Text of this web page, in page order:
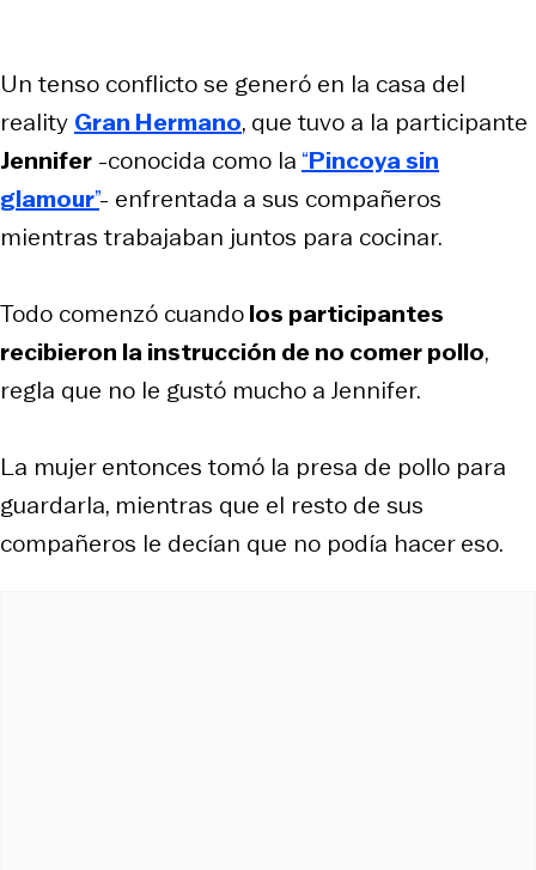
Un tenso conflicto se generó en la casa del
reality Gran Hermano, que tuvo a la participante
Jennifer -conocida como la “Pincoya sin
glamour”- enfrentada a sus compañeros
mientras trabajaban juntos para cocinar.
Todo comenzó cuandolos participantes
recibieron la instrucción de no comer pollo,
regla que no le gustó mucho a Jennifer.
La mujer entonces tomó la presa de pollo para
guardarla, mientras que el resto de sus
compañeros le decían que no podía hacer eso.